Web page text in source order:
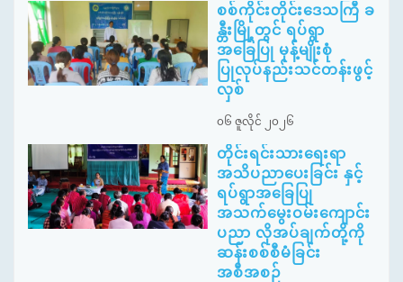
စစ်ကိုင်းတိုင်းဒေသကြီ ခ
န္တီးမြို့တွင် ရပ်ရွာ
အခြေပြု မုန့်မျိုးစုံ
ပြုလုပ်နည်းသင်တန်းဖွင့်
လှစ်
၀၆ ဇူလိုင် ၂၀၂၆
တိုင်းရင်းသားရေးရာ
အသိပညာပေးခြင်း နှင့်
ရပ်ရွာအခြေပြု
အသက်မွေးဝမ်းကျောင်း
ပညာ လိုအပ်ချက်တို့ကို
ဆန်းစစ်စီမံခြင်း
အစီအစဉ်